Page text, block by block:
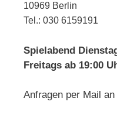
10969 Berlin
Tel.: 030 6159191
Spielabend
Freitags ab 19:00
Anfragen per Mail an